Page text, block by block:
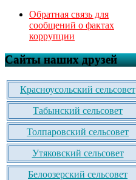
Обратная связь для
сообщений о фактах
коррупции
Сайты наших друзей
Красноусольский сельсовет
Табынский сельсовет
Толпаровский сельсовет
Утяковский сельсовет
Белоозерский сельсовет